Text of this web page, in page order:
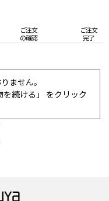
ご注文
の確認
ご注文
完了
ません。
続ける」 をクリック